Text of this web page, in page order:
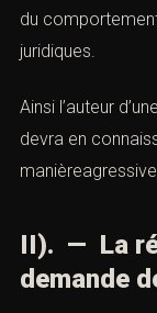
du
juridiques.
Ainsi l’auteur
devra en
manièreagressive.
II). — La
demande